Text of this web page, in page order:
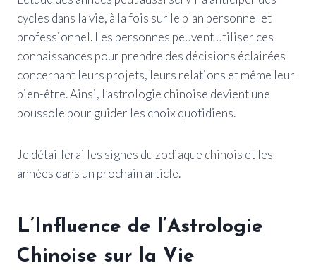
cycles dans la vie, à la fois sur le plan personnel et
professionnel. Les personnes peuvent utiliser ces
connaissances pour prendre des décisions éclairées
concernant leurs projets, leurs relations et même leur
bien-être. Ainsi, l’astrologie chinoise devient une
boussole pour guider les choix quotidiens.
Je détaillerai les signes du zodiaque chinois et les
années dans un prochain article.
L’Influence de l’Astrologie
Chinoise sur la Vie